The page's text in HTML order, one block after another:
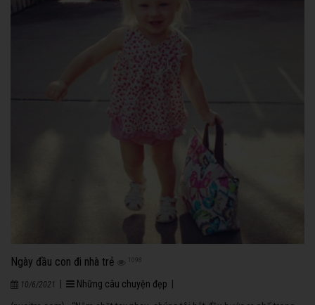
Ngày đầu con đi nhà trẻ 1098
10/6/2021 Những câu chuyện đẹp